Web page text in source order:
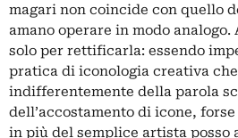
magari non coincide con quello
amano operare in modo analogo.
solo per rettificarla: essendo
pratica di iconologia creativa
indifferentemente della parola
dell’accostamento di icone,
in più del semplice artista posso